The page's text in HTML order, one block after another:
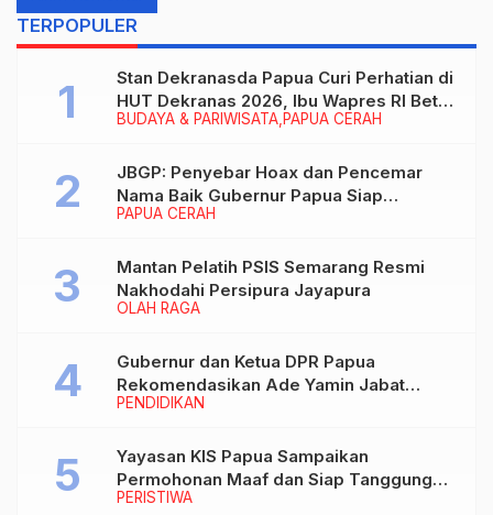
TERPOPULER
BUDAYA & PARIWISATA PAPUA CERAH
Stan Dekranasda Papua Curi Perhatian di
HUT Dekranas 2026, Ibu Wapres RI Betah
Menikmati Karya Perajin
PAPUA CERAH
JBGP: Penyebar Hoax dan Pencemar
Nama Baik Gubernur Papua Siap
Berhadapan dengan Hukum!
OLAH RAGA
Mantan Pelatih PSIS Semarang Resmi
Nakhodahi Persipura Jayapura
PENDIDIKAN
Gubernur dan Ketua DPR Papua
Rekomendasikan Ade Yamin Jabat
Rektor IAIN Fattahul Muluk Papua
PERISTIWA
Yayasan KIS Papua Sampaikan
Permohonan Maaf dan Siap Tanggung
Biaya Korban Dugaan Keracunan MBG di